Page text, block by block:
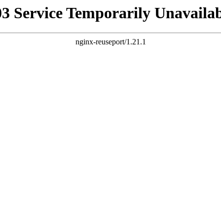
Service Temporarily
nginx-reuseport/1.21.1